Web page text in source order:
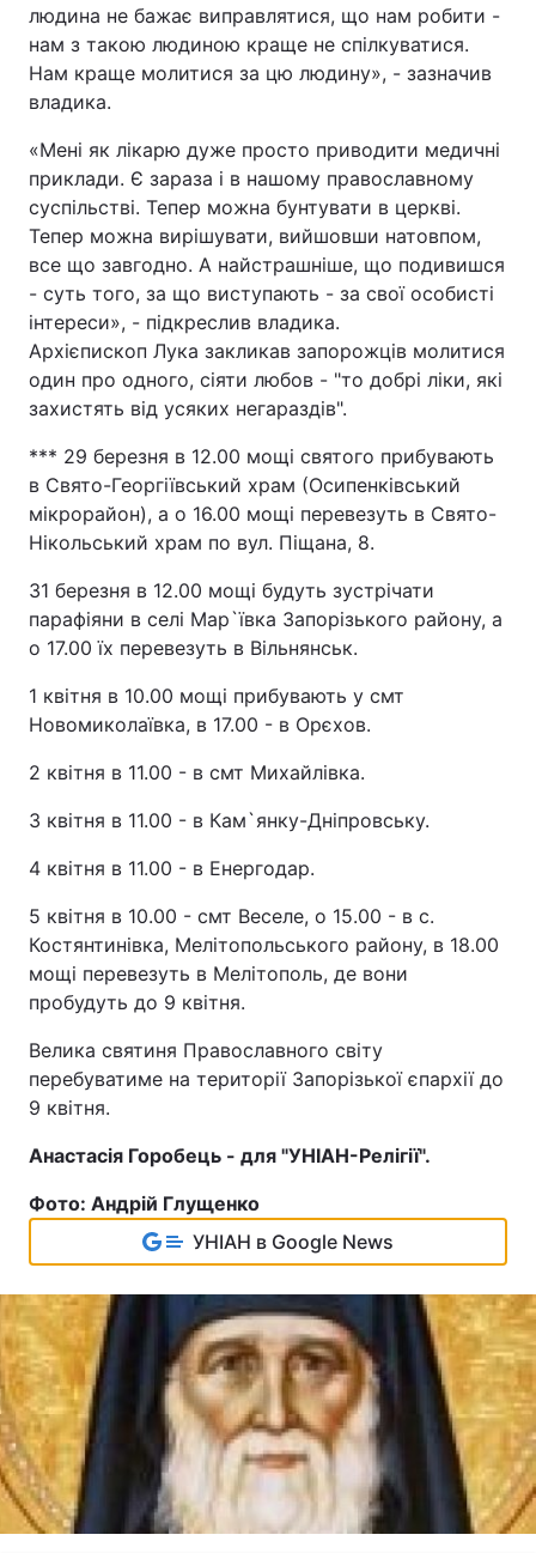
людина не бажає виправлятися, що нам робити -
нам з такою людиною краще не спілкуватися.
Нам краще молитися за цю людину», - зазначив
владика.
«Мені як лікарю дуже просто приводити медичні
приклади. Є зараза і в нашому православному
суспільстві. Тепер можна бунтувати в церкві.
Тепер можна вирішувати, вийшовши натовпом,
все що завгодно. А найстрашніше, що подивишся
- суть того, за що виступають - за свої особисті
інтереси», - підкреслив владика.
Архієпископ Лука закликав запорожців молитися
один про одного, сіяти любов - "то добрі ліки, які
захистять від усяких негараздів".
*** 29 березня в 12.00 мощі святого прибувають
в Свято-Георгіївський храм (Осипенківський
мікрорайон), а о 16.00 мощі перевезуть в Свято-
Нікольський храм по вул. Піщана, 8.
31 березня в 12.00 мощі будуть зустрічати
парафіяни в селі Мар`ївка Запорізького району, а
о 17.00 їх перевезуть в Вільнянськ.
1 квітня в 10.00 мощі прибувають у смт
Новомиколаївка, в 17.00 - в Орєхов.
2 квітня в 11.00 - в смт Михайлівка.
3 квітня в 11.00 - в Кам`янку-Дніпровську.
4 квітня в 11.00 - в Енергодар.
5 квітня в 10.00 - смт Веселе, о 15.00 - в с.
Костянтинівка, Мелітопольського району, в 18.00
мощі перевезуть в Мелітополь, де вони
пробудуть до 9 квітня.
Велика святиня Православного світу
перебуватиме на території Запорізької єпархії до
9 квітня.
Анастасія Горобець - для "УНІАН-Релігії".
Фото: Андрій Глущенко
УНІАН в Google News